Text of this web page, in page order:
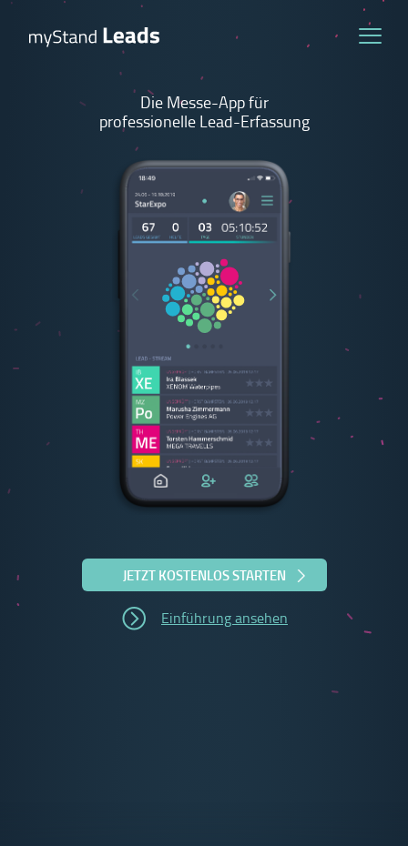
Die Messe-App für
professionelle Lead-Erfassung
JETZT KOSTENLOS STARTEN
Einführung ansehen